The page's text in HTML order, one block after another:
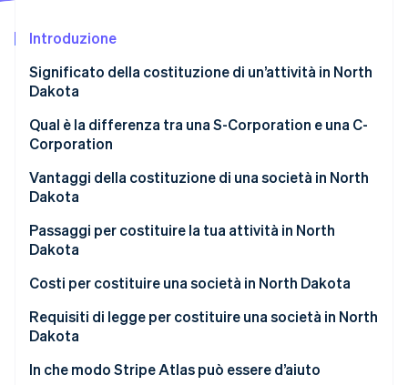
Radar
Atlas
Costituzione di start-up
Climate
Rimozione del carbonio
Identity
Verifica online dell'identità
Stripe Sessions 2026
Scopri come Stripe sta costruendo l'infrastruttura
Guarda ora
Partner
Introduzione
Significato della costituzione di un’attività in North
Dakota
Qual è la differenza tra una S-Corporation e una C-
Corporation
Vantaggi della costituzione di una società in North
Dakota
Passaggi per costituire la tua attività in North
Dakota
Costi per costituire una società in North Dakota
Requisiti di legge per costituire una società in North
Dakota
Assegnare un agente autorizzato
In che modo Stripe Atlas può essere d’aiuto